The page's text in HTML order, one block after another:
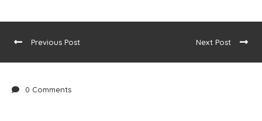
Previous Post Next Post
0 Comments